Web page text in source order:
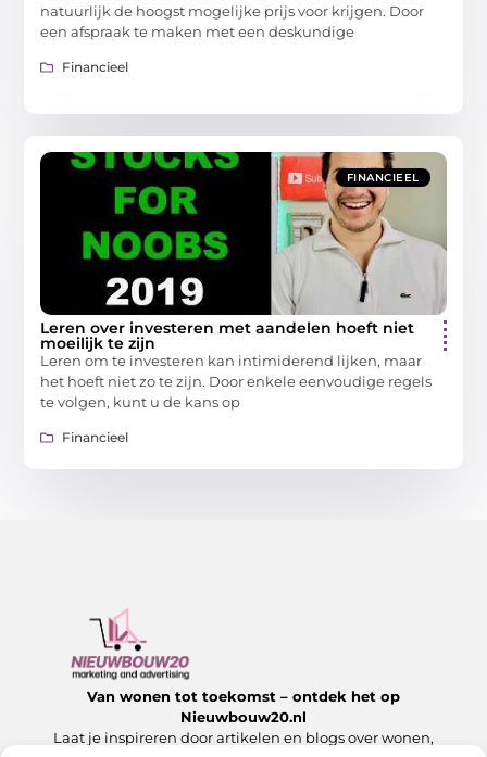
natuurlijk de hoogst mogelijke prijs voor krijgen. Door
een afspraak te maken met een deskundige
Financieel
FINANCIEEL
Leren over investeren met aandelen hoeft niet
moeilijk te zijn
Leren om te investeren kan intimiderend lijken, maar
het hoeft niet zo te zijn. Door enkele eenvoudige regels
te volgen, kunt u de kans op
Financieel
Van wonen tot toekomst – ontdek het op
Nieuwbouw20.nl
Laat je inspireren door artikelen en blogs over wonen,